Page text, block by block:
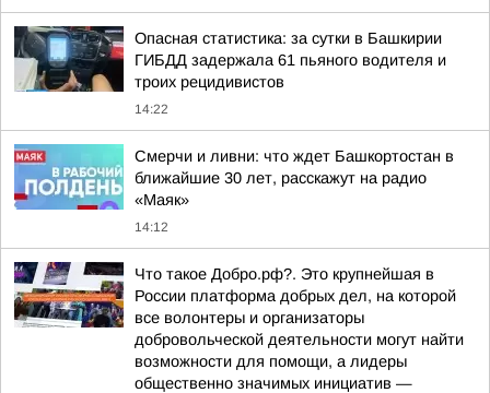
Опасная статистика: за сутки в Башкирии
ГИБДД задержала 61 пьяного водителя и
троих рецидивистов
14:22
Смерчи и ливни: что ждет Башкортостан в
ближайшие 30 лет, расскажут на радио
«Маяк»
14:12
Что такое Добро.рф?. Это крупнейшая в
России платформа добрых дел, на которой
все волонтеры и организаторы
добровольческой деятельности могут найти
возможности для помощи, а лидеры
общественно значимых инициатив —